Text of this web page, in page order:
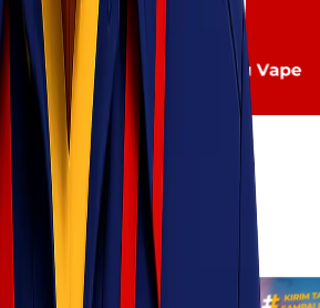
Elektronik atau Vape